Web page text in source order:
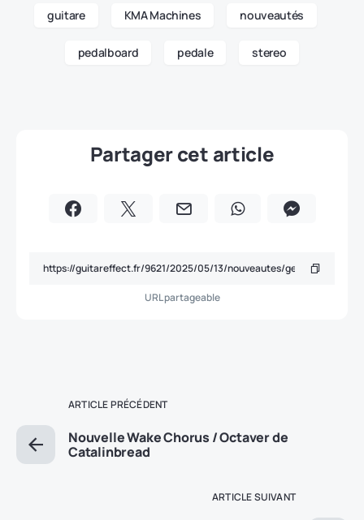
guitare KMA Machines nouveautés
pedalboard pedale stereo
Partager cet article
URL partageable
ARTICLE PRÉCÉDENT
Nouvelle Wake Chorus / Octaver de
Catalinbread
ARTICLE SUIVANT